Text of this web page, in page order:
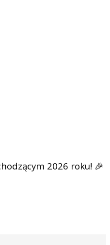
2026 roku! 🎉